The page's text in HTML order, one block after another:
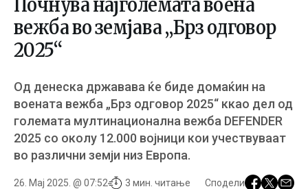
вежба во земјава „Брз одговор
2025“
Од денеска државава ќе биде домаќин на
воената вежба „Брз одговор 2025“ ккао дел од
големата мултинационална вежба DEFENDER
2025 со околу 12.000 војници кои учествуваат
во различни земји низ Европа.
26. Мај 2025. @ 07:52 3 мин. читање Сподели